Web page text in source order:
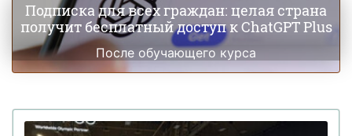
Подписка для всех граждан: целая страна
получит бесплатный доступ к ChatGPT Plus
После обучающего курса